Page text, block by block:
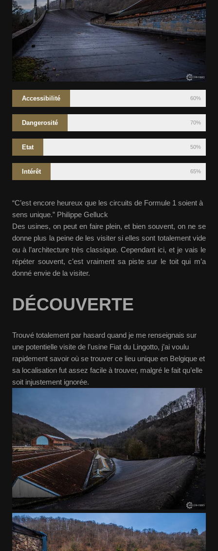
Accessibilité 60%
Dangerosité 70%
Etat 50%
Intérêt 65%
“C’est encore heureux que les circuits de Formule 1 soient à
sens unique.” Philippe Gelluck
Des usines, on peut en faire plein, et bien souvent, on ne se
donne plus la peine de les visiter si elles sont totalement vide
ou à l’architecture très classique. Cependant ici, et je vais le
répéter souvent, c’est vraiment sa piste sur le toit qui m’a
donné envie de la visiter.
DÉCOUVERTE
Trouvé totalement par hasard quand je me renseignais sur
une potentielle visite de l’usine Fiat du Lingotto, j’ai voulu
rapidement savoir où se trouver ce lieu unique en Belgique et
sa localisation fut assez facile à trouver, malgré le fait qu’elle
soit injustement ignorée.